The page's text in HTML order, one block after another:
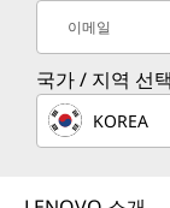
이메일
국가 / 지역 선
KOREA